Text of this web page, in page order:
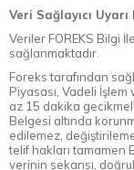
Veri Sağlayıcı Uyarı
Veriler FOREKS Bilgi
sağlanmaktadır.
Foreks tarafından
Piyasası, Vadeli
az 15 dakika
Belgesi altında
edilemez,
telif hakları tamamen
verinin sekansı,